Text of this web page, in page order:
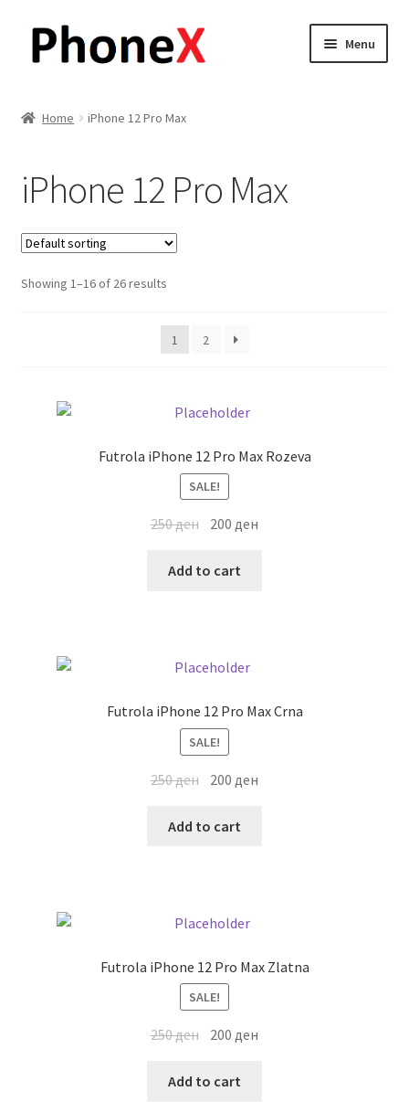
Skip
Skip
Menu
Blog
Sample Page
Детали за испорака
Сервис за мобилни телефони
Home iPhone 12 Pro Max
iPhone 12 Pro Max
Showing 1–16 of 26 results
1 2
Futrola iPhone 12 Pro Max Rozeva
SALE!
250ден 200ден
Add to cart
Futrola iPhone 12 Pro Max Crna
SALE!
250ден 200 ден
Add to cart
Futrola iPhone 12 Pro Max Zlatna
SALE!
250ден 200ден
Add to cart